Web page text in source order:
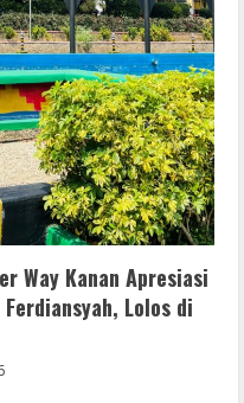
Way Kanan Apresiasi
Lolos di
Shadows Digital
Cracked Rune Release
Eks Perwira
Jabat Kapolres Way
Portable +